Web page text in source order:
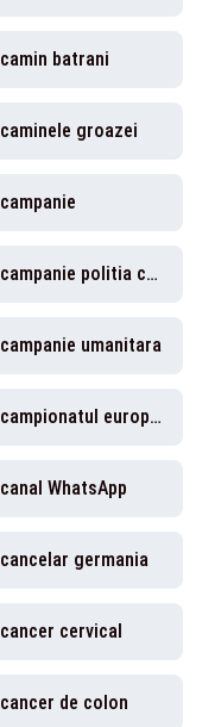
camin batrani
caminele groazei
campanie
campanie politia capitalei
campanie umanitara
campionatul european de fotbal
canal WhatsApp
cancelar germania
cancer cervical
cancer de colon